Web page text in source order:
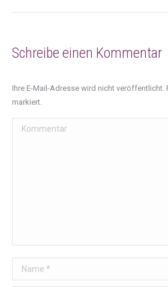
Schreibe einen Kommentar
Ihre E-Mail-Adresse wird nicht
markiert.
Kommentar
Name *